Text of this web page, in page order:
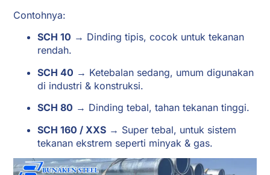
Contohnya:
SCH 10 → Dinding tipis, cocok untuk tekanan
rendah.
SCH 40 → Ketebalan sedang, umum digunakan
di industri & konstruksi.
SCH 80 → Dinding tebal, tahan tekanan tinggi.
SCH 160 / XXS → Super tebal, untuk sistem
tekanan ekstrem seperti minyak & gas.